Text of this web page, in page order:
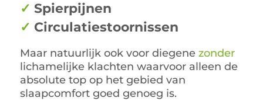
✓ Spierpijnen
✓ Circulatiestoornissen
Maar natuurlijk ook voor diegene zonder
lichamelijke klachten waarvoor alleen de
absolute top op het gebied van
slaapcomfort goed genoeg is.